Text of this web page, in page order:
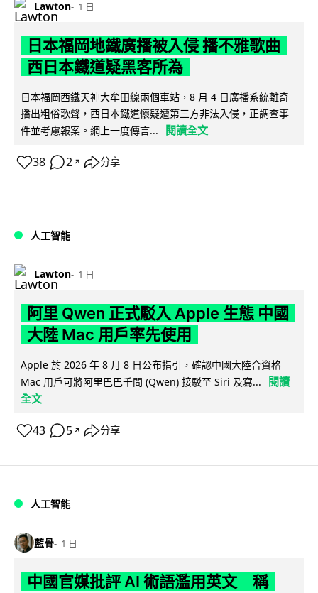
Lawton 1 日
日本福岡地鐵廣播被入侵 播不雅歌曲
西日本鐵道疑黑客所為
日本福岡西鐵天神大牟田線兩個車站，8 月 4 日廣播系統離奇
播出粗俗歌聲，西日本鐵道懷疑遭第三方非法入侵，正調查事
件並考慮報案。網上一度傳言...
閱讀全文
38 2 ↗ 分享
人工智能
Lawton 1 日
阿里 Qwen 正式駁入 Apple 生態 中國
大陸 Mac 用戶率先使用
Apple 於 2026 年 8 月 8 日公布指引，確認中國大陸合資格
Mac 用戶可將阿里巴巴千問 (Qwen) 接駁至 Siri 及寫...
閱讀
全文
43 5 ↗ 分享
人工智能
藍骨 1 日
中國官媒批評 AI 術語濫用英文 稱